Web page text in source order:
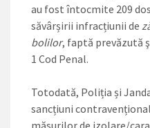
au fost întocmite 209
săvârșirii infracțiunii de
bolilor, faptă prevăzută
1 Cod Penal.
Totodată, Poliția și
sancțiuni
măsurilor de izolare/